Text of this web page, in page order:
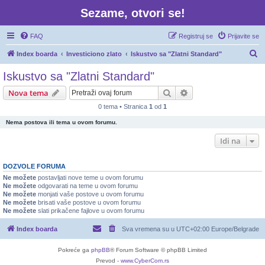
Sezame, otvori se!
FAQ Prijavite se
Registruj se
Index boarda Investiciono zlato Iskustvo sa "Zlatni Standard"
Iskustvo sa "Zlatni Standard"
Nova tema Pretraga
0 tema • Stranica 1 od 1
Nema postova ili tema u ovom forumu.
Idi na
DOZVOLE FORUMA
Ne možete postavljati nove teme u ovom forumu
Ne možete odgovarati na teme u ovom forumu
Ne možete monjati vaše postove u ovom forumu
Ne možete brisati vaše postove u ovom forumu
Ne možete slati prikačene fajlove u ovom forumu
Index boarda Sva vremena su u UTC+02:00 Europe/Belgrade
Pokreće ga phpBB® Forum Software © phpBB Limited
Prevod - www.CyberCom.rs